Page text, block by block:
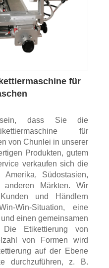
für
dass Sie die
für
von Chunlei in unserer
Produkten, gutem
verkaufen sich die
Südostasien,
Märkten. Wir
und Händlern
Win-Situation, eine
einen gemeinsamen
Etikettierung von
von Formen wird
auf der Ebene
durchzuführen, z. B.